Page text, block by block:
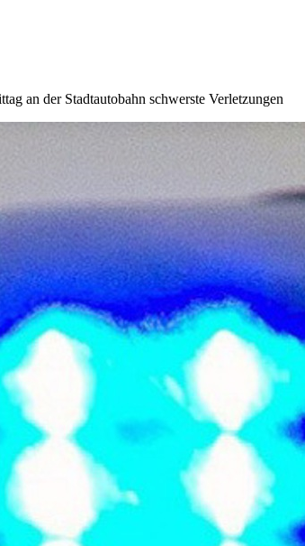
an der Stadtautobahn schwerste Verletzungen